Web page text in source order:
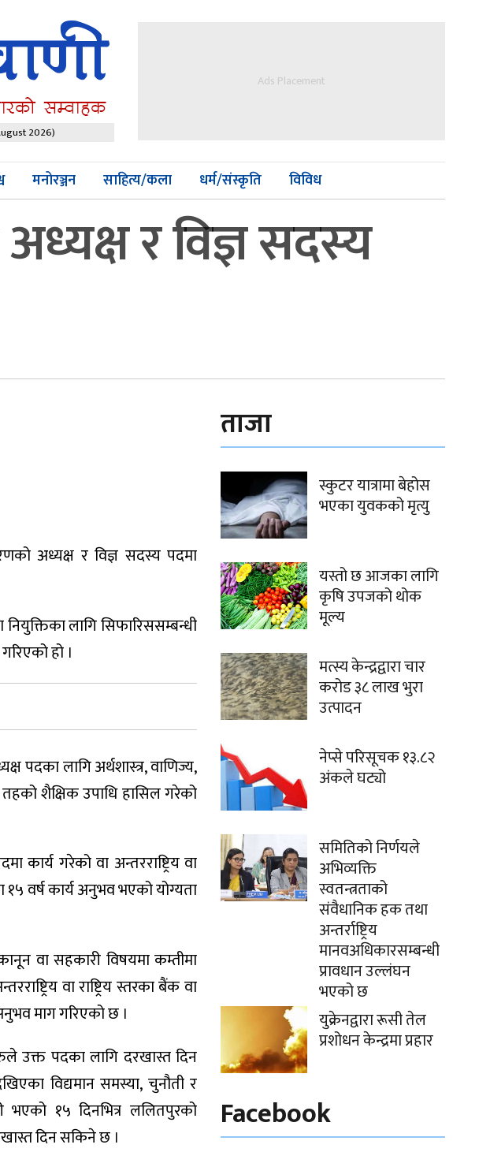
2026)
Ads Placement
मनोरञ्जन साहित्य/कला धर्म/संस्कृति विविध
र विज्ञ सदस्य
अध्यक्ष र विज्ञ सदस्य पदमा
लागि सिफारिससम्बन्धी
हो ।
पदका लागि अर्थशास्त्र, वाणिज्य,
शैक्षिक उपाधि हासिल गरेको
कार्य गरेको वा अन्तरराष्ट्रिय वा
१५ वर्ष कार्य अनुभव भएको योग्यता
वा सहकारी विषयमा कम्तीमा
वा राष्ट्रिय स्तरका बैंक वा
माग गरिएको छ ।
उक्त पदका लागि दरखास्त दिन
विद्यमान समस्या, चुनौती र
१५ दिनभित्र ललितपुरको
दिन सकिने छ ।
ताजा
स्कुटर यात्रामा बेहोस
भएका युवकको मृत्यु
यस्तो छ आजका लागि
कृषि उपजको थोक
मूल्य
मत्स्य केन्द्रद्वारा चार
करोड ३८ लाख भुरा
उत्पादन
नेप्से परिसूचक १३.८२
अंकले घट्यो
समितिको निर्णयले
अभिव्यक्ति
स्वतन्त्रताको
संवैधानिक हक तथा
अन्तर्राष्ट्रिय
मानवअधिकारसम्बन्धी
प्रावधान उल्लंघन
भएको छ
युक्रेनद्वारा रूसी तेल
प्रशोधन केन्द्रमा प्रहार
Facebook